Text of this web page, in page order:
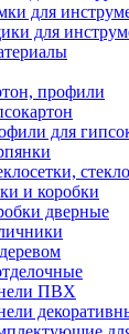
для
для
профили
для
и коробки
дверные
ПВХ